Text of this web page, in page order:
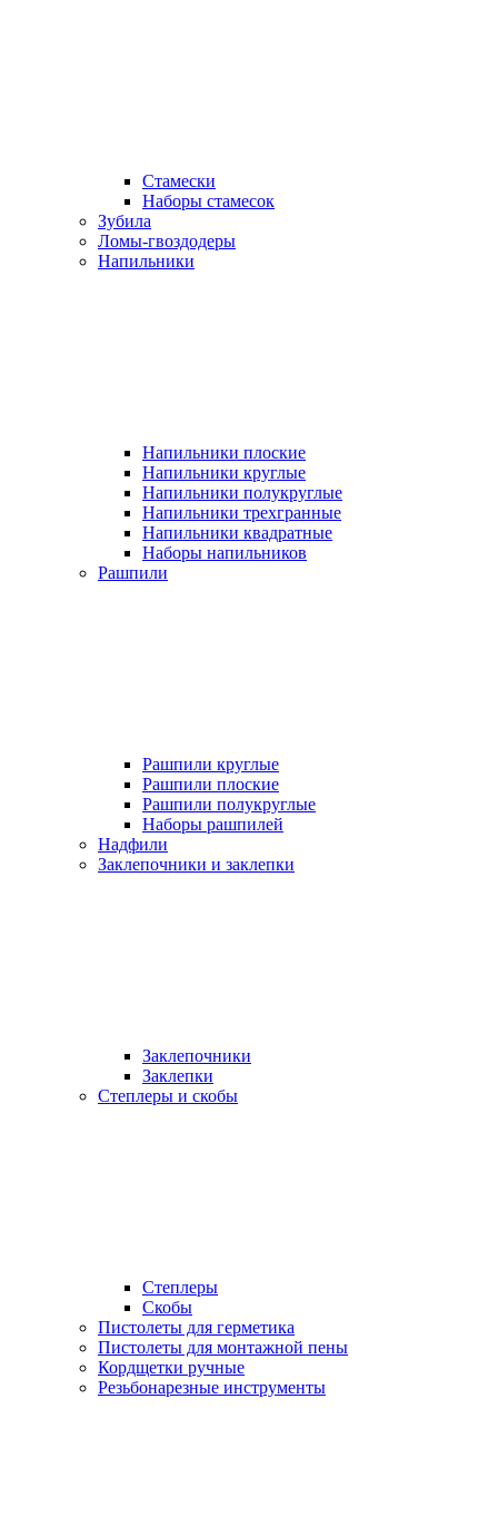
Стамески
Наборы стамесок
Зубила
Ломы-гвоздодеры
Напильники
Напильники плоские
Напильники круглые
Напильники полукруглые
Напильники трехгранные
Напильники квадратные
Наборы напильников
Рашпили
Рашпили круглые
Рашпили плоские
Рашпили полукруглые
Наборы рашпилей
Надфили
Заклепочники и заклепки
Заклепочники
Заклепки
Степлеры и скобы
Степлеры
Скобы
Пистолеты для герметика
Пистолеты для монтажной пены
Кордщетки ручные
Резьбонарезные инструменты